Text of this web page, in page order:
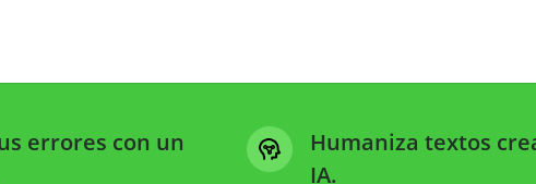
errores con un
Humaniza textos
IA.